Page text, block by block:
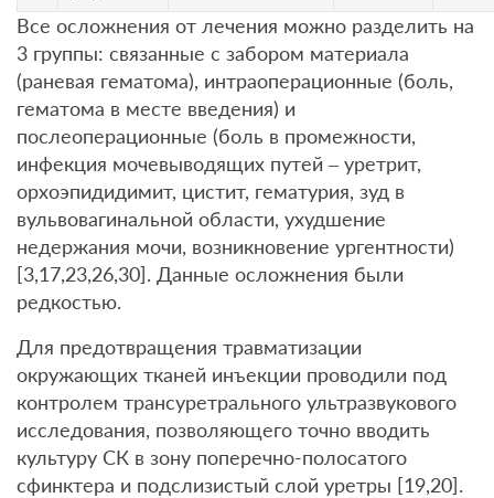
Все осложнения от лечения можно разделить на
3 группы: связанные с забором материала
(раневая гематома), интраоперационные (боль,
гематома в месте введения) и
послеоперационные (боль в промежности,
инфекция мочевыводящих путей – уретрит,
орхоэпидидимит, цистит, гематурия, зуд в
вульвовагинальной области, ухудшение
недержания мочи, возникновение ургентности)
[3,17,23,26,30]. Данные осложнения были
редкостью.
Для предотвращения травматизации
окружающих тканей инъекции проводили под
контролем трансуретрального ультразвукового
исследования, позволяющего точно вводить
культуру СК в зону поперечно-полосатого
сфинктера и подслизистый слой уретры [19,20].